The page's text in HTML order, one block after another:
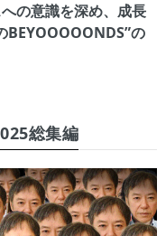
の意識を深め、成長
の
総集編